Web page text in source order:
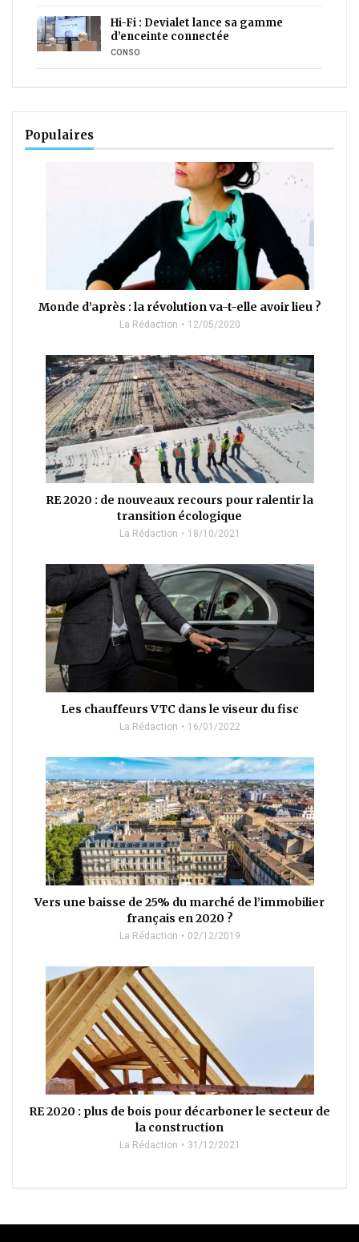
Hi-Fi : Devialet lance sa gamme
d’enceinte connectée
CONSO
Populaires
Monde d’après : la révolution va-t-elle avoir lieu ?
La Rédaction 12/05/2020
RE 2020 : de nouveaux recours pour ralentir la
transition écologique
La Rédaction 18/10/2021
Les chauffeurs VTC dans le viseur du fisc
La Rédaction 16/01/2022
Vers une baisse de 25% du marché de l’immobilier
français en 2020 ?
La Rédaction 02/12/2019
RE 2020 : plus de bois pour décarboner le secteur de
la construction
La Rédaction 31/12/2021